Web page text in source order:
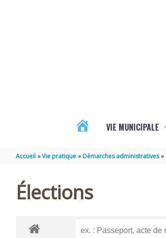
VIE MUNICIPALE
Accueil Vie pratique Démarches administratives
Élections